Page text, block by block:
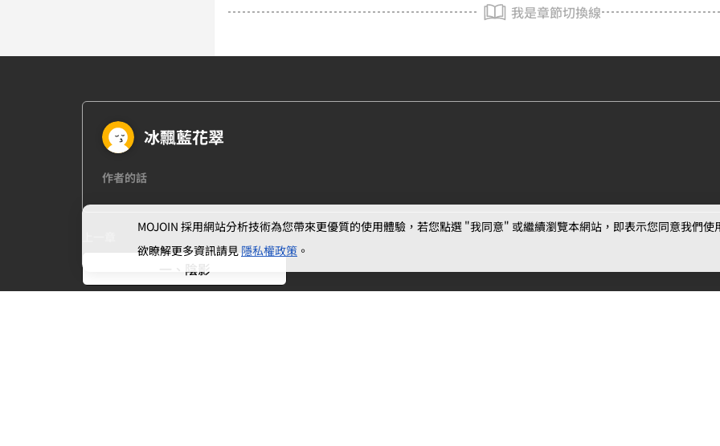
我是章節切換線
冰飄藍花翠
作者的話
一、陰影
MOJOIN 採用網站分析技術為您帶來更優質的使用體驗，若您點選 "我同意" 或繼續瀏覽本網站，即表示您同意我們使
欲瞭解更多資訊請見隱私權政策 。